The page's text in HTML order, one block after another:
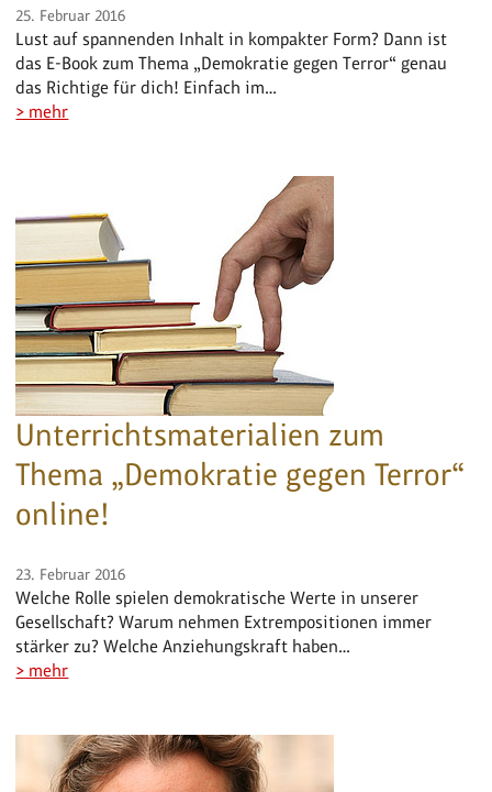
25. Februar 2016
Lust auf spannenden Inhalt in kompakter Form? Dann ist
das E-Book zum Thema „Demokratie gegen Terror“ genau
das Richtige für dich! Einfach im…
> mehr
Unterrichtsmaterialien zum
Thema „Demokratie gegen Terror“
online!
23. Februar 2016
Welche Rolle spielen demokratische Werte in unserer
Gesellschaft? Warum nehmen Extrempositionen immer
stärker zu? Welche Anziehungskraft haben…
> mehr